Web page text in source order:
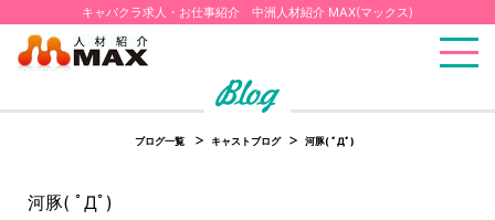
キャバクラ求人・お仕事紹介 中洲人材紹介 MAX(マックス)
ブログ一覧 キャストブログ 河豚( ﾟДﾟ)
河豚( ﾟДﾟ)